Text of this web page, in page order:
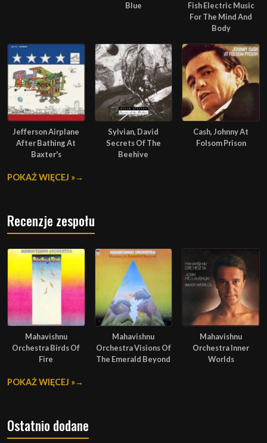
Blue
Fish Electric Music
For The Mind And
Body
Jefferson Airplane
After Bathing At
Baxter's
Sylvian, David
Secrets Of The
Beehive
Cash, Johnny At
Folsom Prison
POKAŻ WIĘCEJ »
Recenzje zespołu
Mahavishnu
Orchestra Birds Of
Fire
Mahavishnu
Orchestra Visions Of
The Emerald Beyond
Mahavishnu
Orchestra Inner
Worlds
POKAŻ WIĘCEJ »
Ostatnio dodane